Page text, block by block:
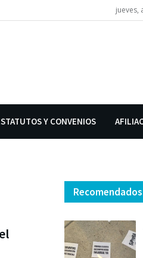
jueves,
Y CONVENIOS
Recomendados